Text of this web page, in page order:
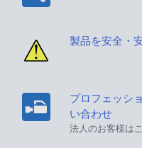
製品を安全・
プロフェッシ
い合わせ
法人のお客様は